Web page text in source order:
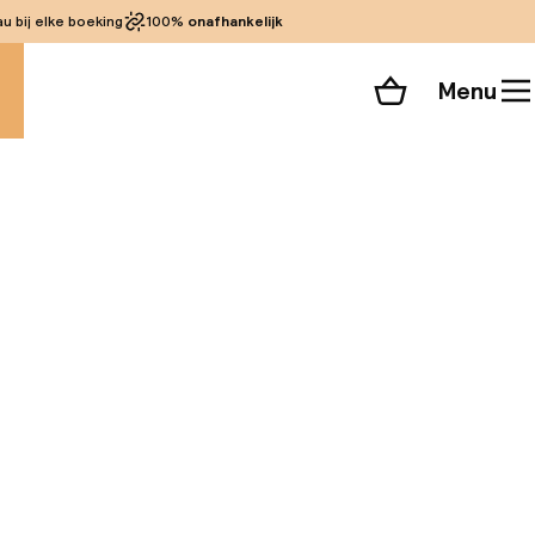
bij elke boeking 100% onafhankelijk
Winkelmand
Menu